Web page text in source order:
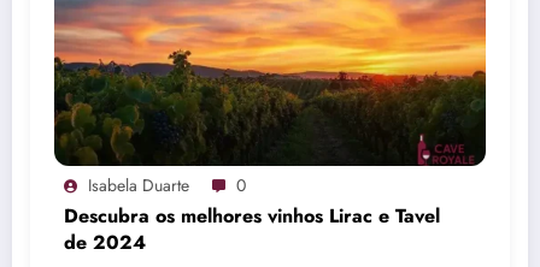
Isabela Duarte 0
Descubra os melhores vinhos Lirac e Tavel
de 2024